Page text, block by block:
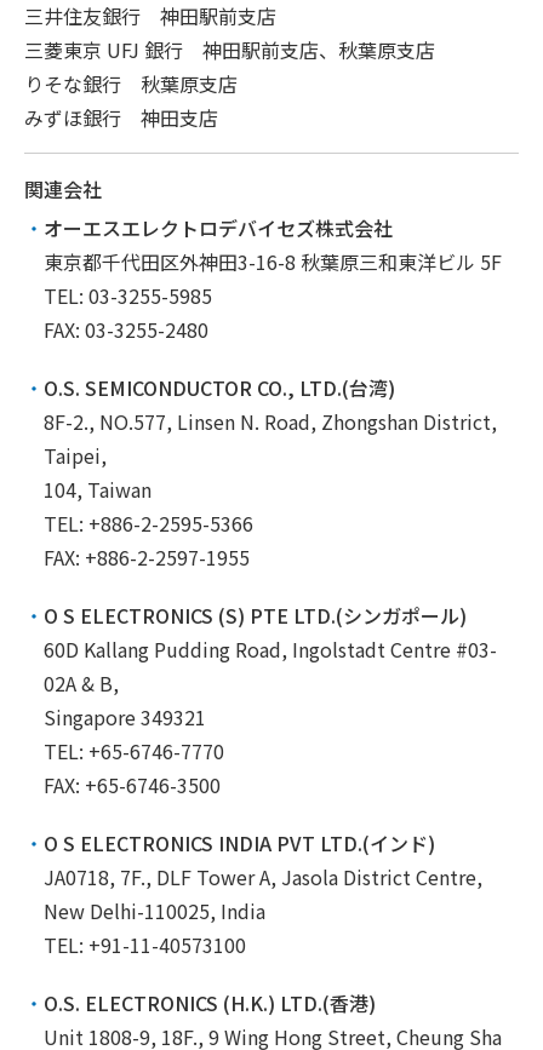
三井住友銀行 神田駅前支店
三菱東京 UFJ 銀行 神田駅前支店、秋葉原支店
りそな銀行 秋葉原支店
みずほ銀行 神田支店
関連会社
オーエスエレクトロデバイセズ株式会社
東京都千代田区外神田3-16-8 秋葉原三和東洋ビル 5F
TEL: 03-3255-5985
FAX: 03-3255-2480
O.S. SEMICONDUCTOR CO., LTD.(台湾)
8F-2., NO.577, Linsen N. Road, Zhongshan District,
Taipei,
104, Taiwan
TEL: +886-2-2595-5366
FAX: +886-2-2597-1955
O S ELECTRONICS (S) PTE LTD.(シンガポール)
60D Kallang Pudding Road, Ingolstadt Centre #03-
02A & B,
Singapore 349321
TEL: +65-6746-7770
FAX: +65-6746-3500
O S ELECTRONICS INDIA PVT LTD.(インド)
JA0718, 7F., DLF Tower A, Jasola District Centre,
New Delhi-110025, India
TEL: +91-11-40573100
O.S. ELECTRONICS (H.K.) LTD.(香港)
Unit 1808-9, 18F., 9 Wing Hong Street, Cheung Sha